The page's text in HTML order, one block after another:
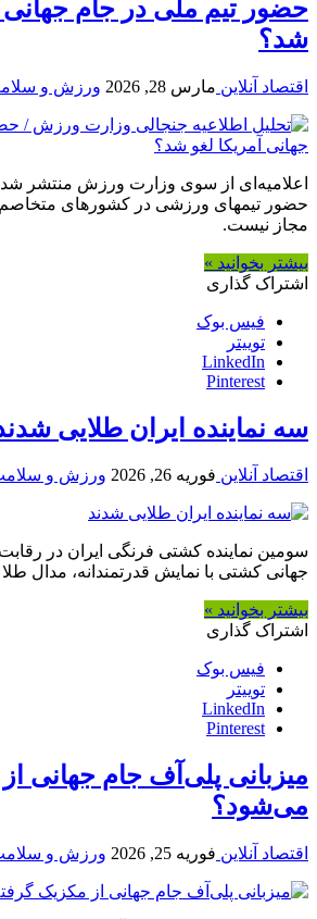
حضور تیم ملی در جام جهانی
شد؟
اقتصاد آنلاین مارس 28, 2026 ورزش و
اعلامیه‌ای از سوی وزارت ورزش منتشر
حضور تیمهای ورزشی در کشورهای متخاصم
مجاز نیست.
بیشتر بخوانید »
اشتراک گذاری
فیس بوک
توییتر
LinkedIn
Pinterest
سه نماینده ایران طلایی
اقتصاد آنلاین فوریه 26, 2026 ورزش و
سومین نماینده کشتی فرنگی ایران در
جهانی کشتی با نمایش قدرتمندانه، مدال
بیشتر بخوانید »
اشتراک گذاری
فیس بوک
توییتر
LinkedIn
Pinterest
میزبانی پلی‌آف جام جهانی
می‌شود؟
اقتصاد آنلاین فوریه 25, 2026 ورزش و